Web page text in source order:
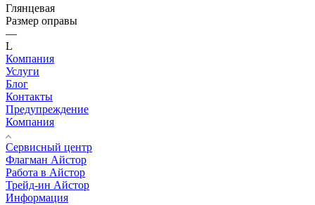
Глянцевая
Размер оправы
—
L
Компания
Услуги
Блог
Контакты
Предупреждение
Компания
Сервисный центр
Флагман Айстор
Работа в Айстор
Трейд-ин Айстор
Информация